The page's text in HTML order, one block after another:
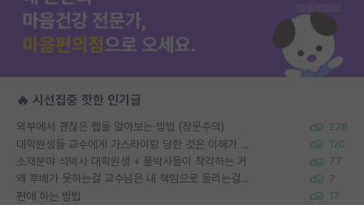
🔥 시선집중 핫한 인기글
외부에서 괜찮은 랩을 알아보는 방법 (장문주의) 278
대학원생들 교수에게 가스라이팅 당한 것은 이해가 갑니다. 안타깝네요. 120
소재분야 석박사 대학원생 + 물박사들이 착각하는 거 77
왜 후배가 못하는걸 교수님은 내 책임으로 돌리는걸까요? 7
편애 하는 방법 17